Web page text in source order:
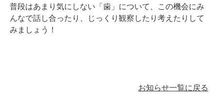
普段はあまり気にしない「歯」について、この機会にみ
んなで話し合ったり、じっくり観察したり考えたりして
みましょう！
お知らせ一覧に戻る